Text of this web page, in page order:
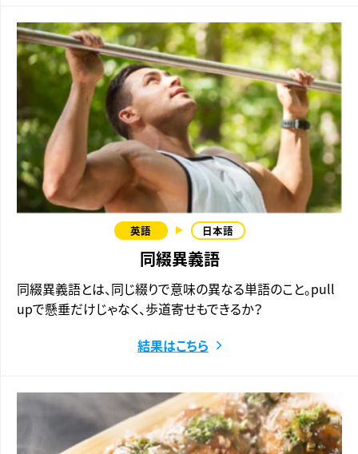
同綴異義語
同綴異義語とは、同じ綴りで意味の異なる単語のこと。pull
upで懸垂だけじゃなく、歩道寄せもできるか？
結果はこちら